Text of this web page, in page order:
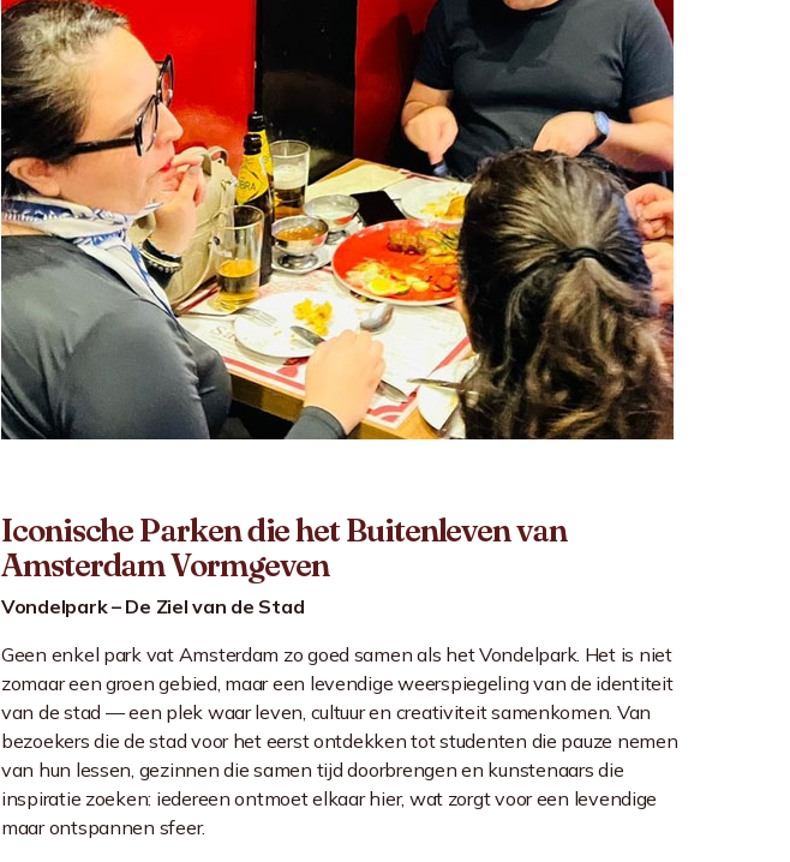
Iconische Parken die het Buitenleven van
Amsterdam Vormgeven
Vondelpark – De Ziel van de Stad
Geen enkel park vat Amsterdam zo goed samen als hetVondelpark. Het is niet
zomaar een groen gebied, maar een levendige weerspiegeling van de identiteit
van de stad — een plek waar leven, cultuur en creativiteit samenkomen. Van
bezoekers die de stad voor het eerst ontdekken tot studenten die pauze nemen
van hun lessen, gezinnen die samen tijd doorbrengen en kunstenaars die
inspiratie zoeken: iedereen ontmoet elkaar hier, wat zorgt voor een levendige
maar ontspannen sfeer.